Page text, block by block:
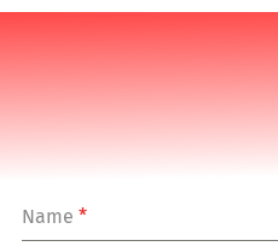
Name*